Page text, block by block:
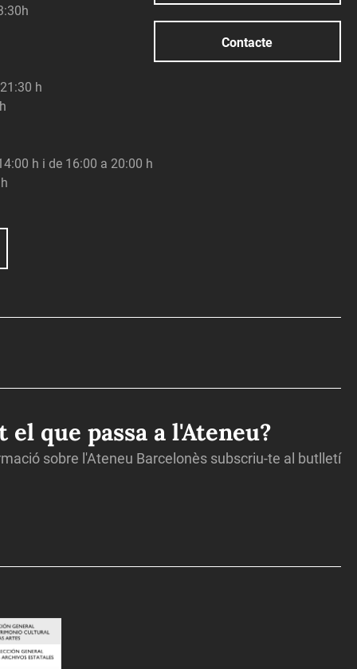
h
h i de 16:00 a 20:00 h
Contacte
el que passa a l'Ateneu?
sobre l'Ateneu Barcelonès subscriu-te al butlletí